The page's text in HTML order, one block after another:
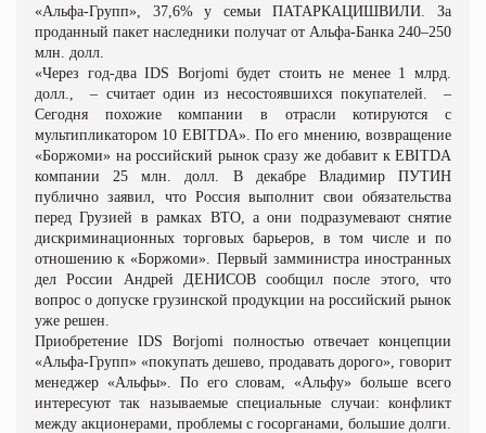
«Альфа-Групп», 37,6% у семьи ПАТАРКАЦИШВИЛИ. За
проданный пакет наследники получат от Альфа-Банка 240–250
млн. долл.
«Через год‑два IDS Borjomi будет стоить не менее 1 млрд.
долл.,
– считает один из несостоявшихся покупателей.
–
Сегодня похожие компании в отрасли котируются с
мультипликатором 10 EBITDA». По его мнению, возвращение
«Боржоми» на российский рынок сразу же добавит к EBITDA
компании 25 млн. долл. В декабре Владимир ПУТИН
публично заявил, что Россия выполнит свои обязательства
перед Грузией в рамках ВТО, а они подразумевают снятие
дискриминационных торговых барьеров, в том числе и по
отношению к «Боржоми». Первый замминистра иностранных
дел России Андрей ДЕНИСОВсообщил после этого, что
вопрос о допуске грузинской продукции на российский рынок
уже решен.
Приобретение IDS Borjomi полностью отвечает концепции
«Альфа-Групп» «покупать дешево, продавать дорого», говорит
менеджер «Альфы». По его словам, «Альфу» больше всего
интересуют так называемые специальные случаи: конфликт
между акционерами, проблемы с госорганами, большие долги.